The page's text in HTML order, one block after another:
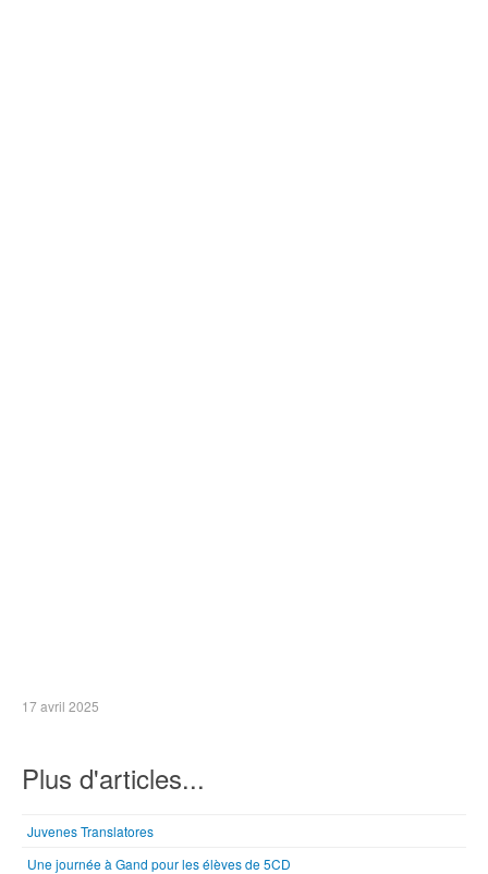
17 avril 2025
Plus d'articles...
Juvenes Translatores
Une journée à Gand pour les élèves de 5CD